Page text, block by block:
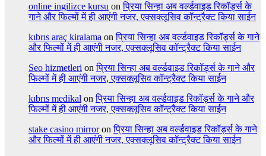
online ingilizce kursu onप्रिया सिन्हा अब वर्ल्डवाइड रिकॉर्ड्स के
गाने और फिल्मों में ही आएंगी नजर, एक्सक्लूसिव कॉन्ट्रैक्ट किया साईन
kıbrıs araç kiralama onप्रिया सिन्हा अब वर्ल्डवाइड रिकॉर्ड्स के गाने
और फिल्मों में ही आएंगी नजर, एक्सक्लूसिव कॉन्ट्रैक्ट किया साईन
Seo hizmetleri onप्रिया सिन्हा अब वर्ल्डवाइड रिकॉर्ड्स के गाने और
फिल्मों में ही आएंगी नजर, एक्सक्लूसिव कॉन्ट्रैक्ट किया साईन
kıbrıs medikal onप्रिया सिन्हा अब वर्ल्डवाइड रिकॉर्ड्स के गाने और
फिल्मों में ही आएंगी नजर, एक्सक्लूसिव कॉन्ट्रैक्ट किया साईन
stake casino mirroronप्रिया सिन्हा अब वर्ल्डवाइड रिकॉर्ड्स के गाने
और फिल्मों में ही आएंगी नजर, एक्सक्लूसिव कॉन्ट्रैक्ट किया साईन